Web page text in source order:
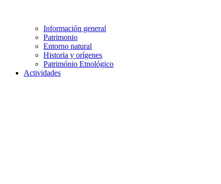
Información general
Patrimonio
Entorno natural
Historia y orígenes
Património Etnológico
Actividades